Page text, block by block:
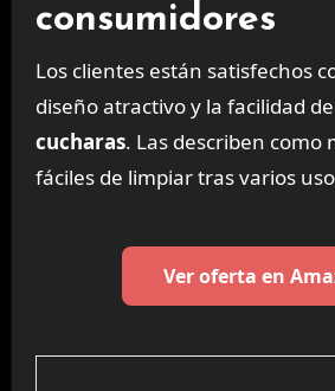
consumidores
Los clientes están satisfechos
diseño atractivo y la facilidad
cucharas. Las describen como
fáciles de limpiar tras varios
Ver oferta en